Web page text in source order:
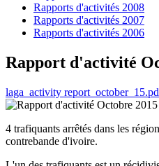
Rapports d'activités 2008
Rapports d'activités 2007
Rapports d'activités 2006
Rapport d'activité
laga_activity
4 trafiquants arrêtés dans les
contrebande d'ivoire.